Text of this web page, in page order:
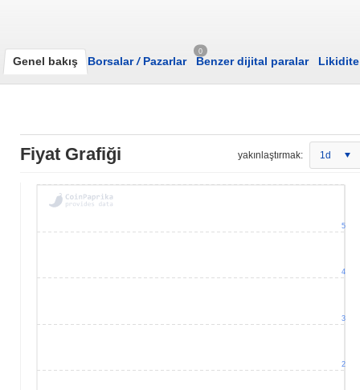
Genel bakış Borsalar/Pazarlar
0
Benzer dijital paralar Likidite
Fiyat Grafiği yakınlaştırmak: 1d
2
3
4
5